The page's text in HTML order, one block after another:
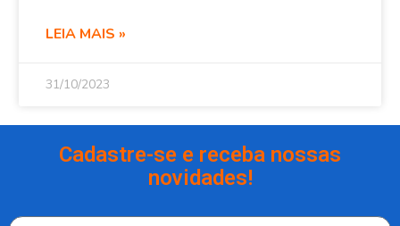
LEIA MAIS »
31/10/2023
Cadastre-se e receba nossas
novidades!